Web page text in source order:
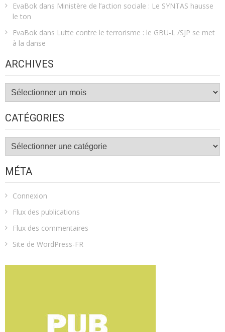
EvaBok dans Ministère de l’action sociale : Le SYNTAS hausse
le ton
EvaBok dans Lutte contre le terrorisme : le GBU-L /SJP se met
à la danse
ARCHIVES
Archives
CATÉGORIES
Catégories
MÉTA
Connexion
Flux des publications
Flux des commentaires
Site de WordPress-FR